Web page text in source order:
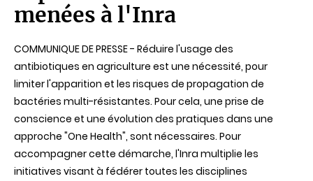
menées à l'Inra
COMMUNIQUE DE PRESSE - Réduire l'usage des
antibiotiques en agriculture est une nécessité, pour
limiter l'apparition et les risques de propagation de
bactéries multi-résistantes. Pour cela, une prise de
conscience et une évolution des pratiques dans une
approche "One Health", sont nécessaires. Pour
accompagner cette démarche, l'Inra multiplie les
initiatives visant à fédérer toutes les disciplines